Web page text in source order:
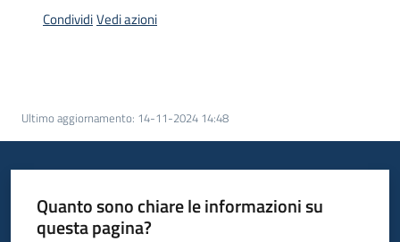
Servizi
Bandi
Piani
Progetti
CondividiVedi azioni
Ultimo aggiornamento: 14-11-2024 14:48
Quanto sono chiare le informazioni su
questa pagina?